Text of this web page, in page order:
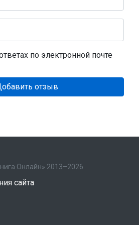
по электронной почте
отзыв
Онлайн» 2013–2026
сайта